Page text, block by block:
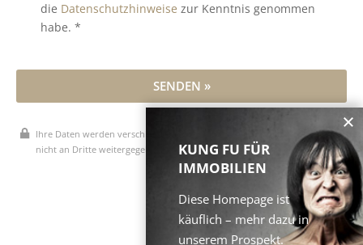
die Datenschutzhinweise zur Kenntnis genommen
habe. *
SENDEN »
Ihre Daten werden verschlüsselt übertragen, vertraulich behandelt und
nicht an Dritte weitergegeben.
* Pflichtfelder
KUNG FU FÜR
IMMOBILIEN
Diese Homepage ist
käuflich – mehr dazu in
unserem Prospekt.